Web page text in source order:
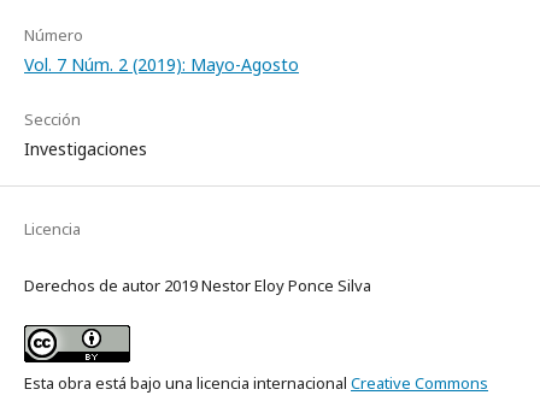
Número
Vol. 7 Núm. 2 (2019): Mayo-Agosto
Sección
Investigaciones
Licencia
Derechos de autor 2019 Nestor Eloy Ponce Silva
Esta obra está bajo una licencia internacional Creative Commons